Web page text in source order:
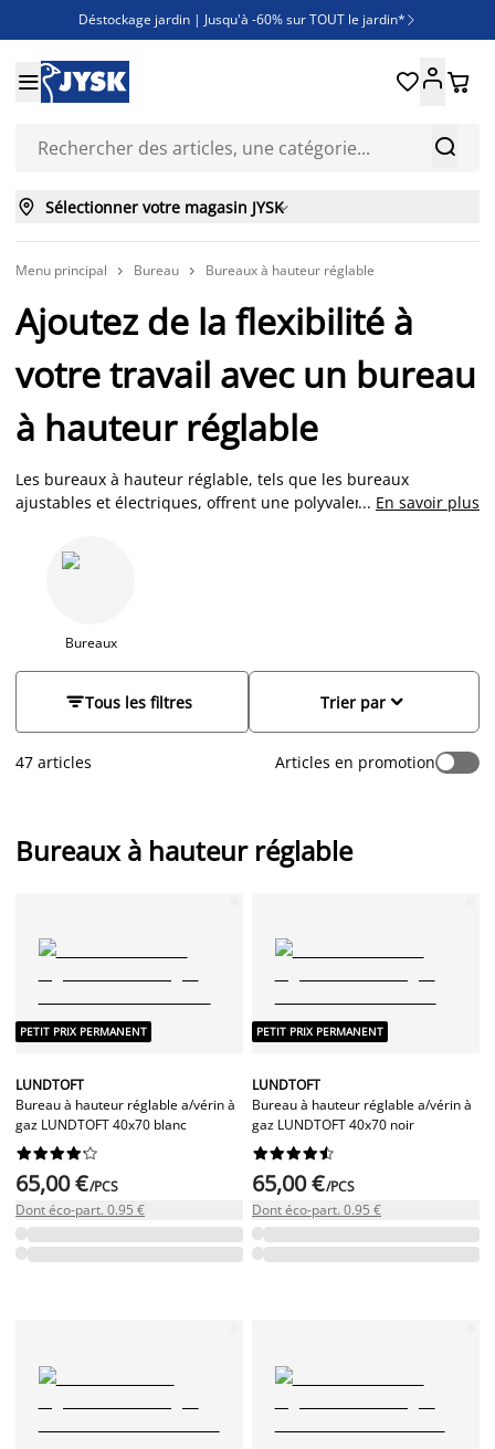
Déstockage jardin | Jusqu'à -60% sur TOUT le jardin* 
Jusqu'à -50% sur une sélection literie
Découvrez les nouveautés de la collection


 
 Sélectionner votre magasin JYSK
Menu principal  Bureau  Bureaux à hauteur réglable
Ajoutez de la flexibilité à
votre travail avec un bureau
à hauteur réglable
Les bureaux à hauteur réglable, tels que les bureaux
ajustables et électriques, offrent une polyvalence précieuse
différentes hauteurs vous permet de trouver la position la
plus ergonomique pour votre confort et votre santé. En
associées à une posture de travail prolongée. Découvrez notre
... En savoir plus
Bureaux
Tous les filtres 
Trier par
47 articles Articles en promotion
Bureaux à hauteur réglable
PETIT PRIX PERMANENT
LUNDTOFT
Bureau à hauteur réglable a/vérin à
gaz LUNDTOFT 40x70 blanc






65,00 €/PCS
Dont éco-part. 0.95 €
PETIT PRIX PERMANENT
LUNDTOFT
Bureau à hauteur réglable a/vérin à
gaz LUNDTOFT 40x70 noir






65,00 €/PCS
Dont éco-part. 0.95 €